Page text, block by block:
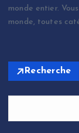
monde entier.
monde, toutes
Recherche